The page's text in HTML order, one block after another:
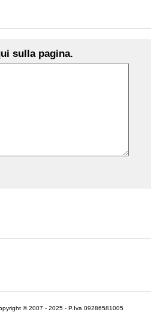
sulla pagina.
© 2007 - 2025 - P.Iva 09286581005